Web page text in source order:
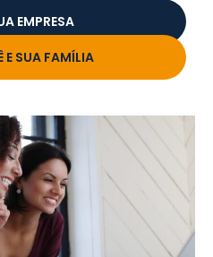
EMPRESA
E SUA FAMÍLIA